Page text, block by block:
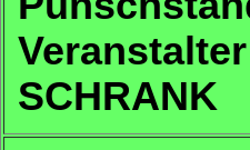
SCHRANK